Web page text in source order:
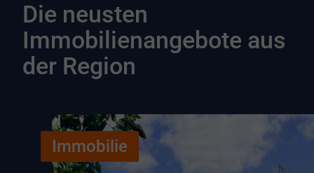
Die neusten
Immobilienangebote aus
der Region
Immobilie